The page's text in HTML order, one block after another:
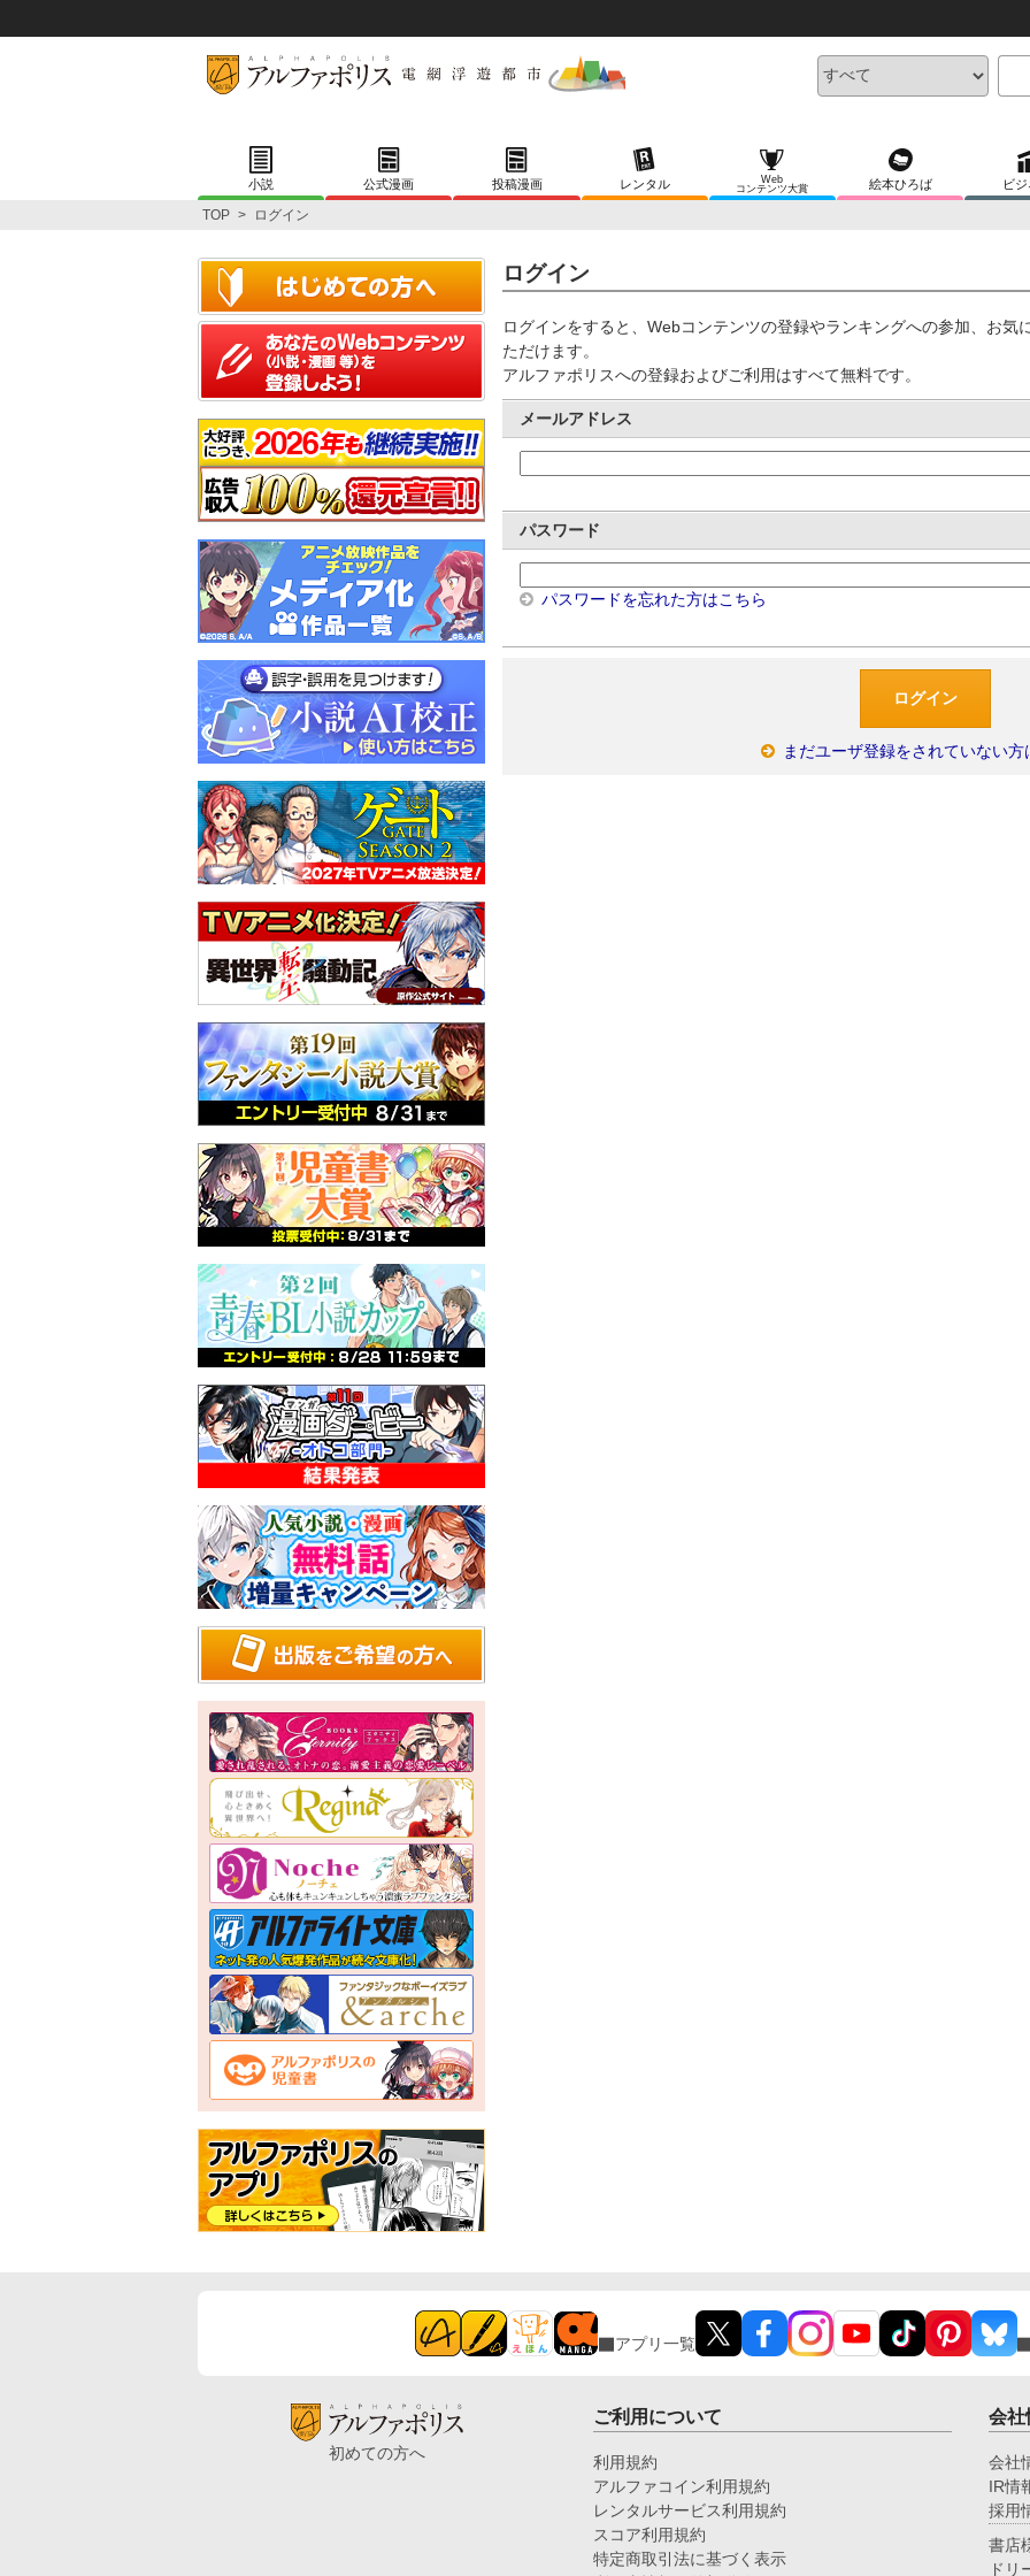
小説 公式漫画 投稿漫画 レンタル
Web
コンテンツ大賞
絵本ひろば ビ
TOP > ログイン
ログイン
ログインをすると、Webコンテンツの登録やランキングへの参加、お気
ただけます。
アルファポリスへの登録およびご利用はすべて無料です。
メールアドレス
パスワード
パスワードを忘れた方はこちら
まだユーザ登録をされていない方
アプリ一覧
初めての方へ
ご利用について
利用規約
アルファコイン利用規約
レンタルサービス利用規約
スコア利用規約
特定商取引法に基づく表示
会社
会社
IR情
採用
書店
ドリ